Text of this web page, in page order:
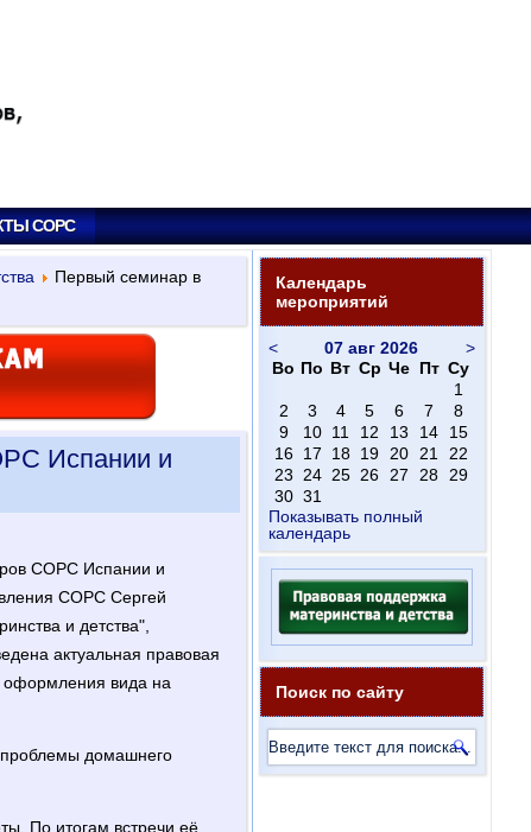
СОРС
Первый семинар в
Испании и
СОРС Испании и
СОРС Сергей
и детства",
актуальная правовая
оформления вида на
проблемы домашнего
По итогам встречи её
Календарь
мероприятий
< >
07 авг 2026
Во По Вт Ср Че Пт Су
1
2
3 4 5 6 7
8
9
10 11 12 13 14
15
16 17 18 19 20 21
22
23
24 25 26 27 28
29
30 31
Показывать полный
календарь
Поиск по сайту